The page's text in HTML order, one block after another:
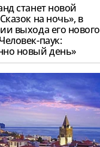
станет новой
на ночь», в
выхода его нового
паук:
новый день»